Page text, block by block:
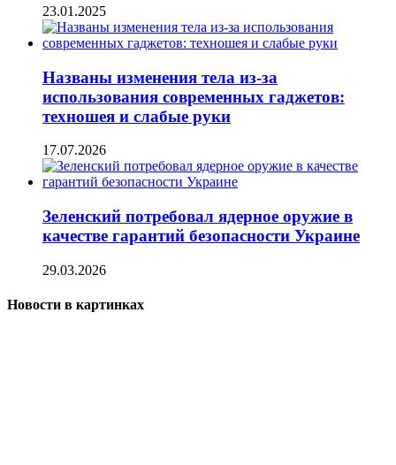
23.01.2025
Названы изменения тела из-за
использования современных гаджетов:
техношея и слабые руки
17.07.2026
Зеленский потребовал ядерное оружие в
качестве гарантий безопасности Украине
29.03.2026
Новости в картинках